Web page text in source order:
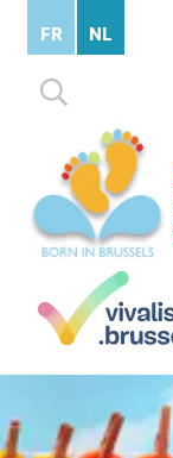
content
Zoeken
naar:
FR NL